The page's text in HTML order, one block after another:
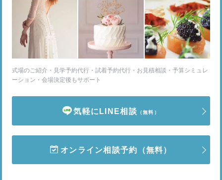
式場のご紹介・見学予約代行・試着予約代行・お見積相談・予算シミュレ
ーション・会場決定後もサポート
気軽にLINE相談 （無料）
オンライン相談予約 （無料）